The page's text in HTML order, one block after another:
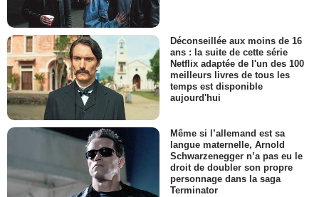
Déconseillée aux moins de 16
ans : la suite de cette série
Netflix adaptée de l'un des 100
meilleurs livres de tous les
temps est disponible
aujourd'hui
Même si l’allemand est sa
langue maternelle, Arnold
Schwarzenegger n’a pas eu le
droit de doubler son propre
personnage dans la saga
Terminator